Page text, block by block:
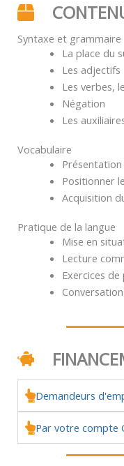
Syntaxe et grammaire
La place du
Les adjectifs
Les verbes,
Négation
Les
Vocabulaire
Positionner
Acquisition
Pratique de la langue
Mise en
Lecture
Exercices
Demandeurs
Par votre compte